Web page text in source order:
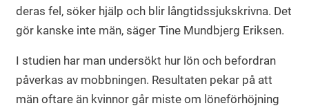
deras fel, söker hjälp och blir långtidssjukskrivna. Det
gör kanske inte män, säger Tine Mundbjerg Eriksen.
I studien har man undersökt hur lön och befordran
påverkas av mobbningen. Resultaten pekar på att
män oftare än kvinnor går miste om löneförhöjning